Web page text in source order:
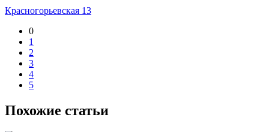
Красногорьевская 13
0
1
2
3
4
5
Похожие статьи